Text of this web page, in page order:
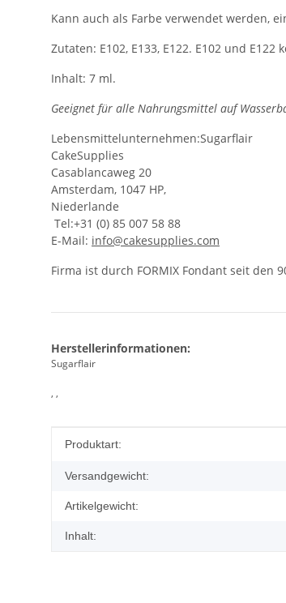
Kann auch als Farbe verwendet werden,
Zutaten: E102, E133, E122. E102 und
Inhalt: 7 ml.
Geeignet für alle Nahrungsmittel auf
Lebensmittelunternehmen:Sugarflair
CakeSupplies
Casablancaweg 20
Amsterdam, 1047 HP,
Niederlande
Tel:+31 (0) 85 007 58 88
E-Mail: info@cakesupplies.com
Firma ist durch FORMIX Fondant seit den
Herstellerinformationen:
Sugarflair
, ,
Produkteigenschaft
Wert
Produktart:
Versandgewicht:
Artikelgewicht:
Inhalt: